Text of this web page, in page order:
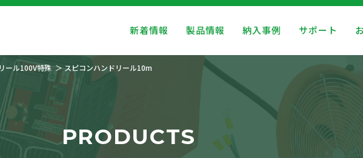
新着情報 製品情報 納入事例 サポート
ール100V特殊 スピコンハンドリール10m
PRODUCTS